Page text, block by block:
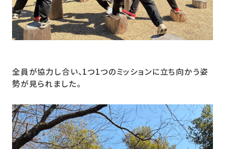
全員が協力し合い、1つ1つのミッションに立ち向かう姿
勢が見られました。